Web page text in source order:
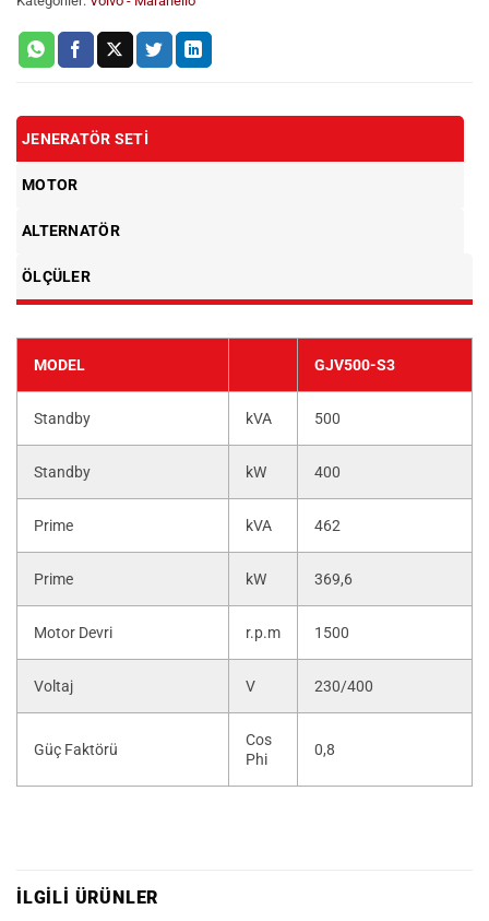
JENERATÖR SETI
MOTOR
ALTERNATÖR
ÖLÇÜLER
MODEL GJV500-S3
Standby kVA 500
Standby kW 400
Prime kVA 462
Prime kW 369,6
Motor Devri r.p.m 1500
Voltaj V 230/400
Güç Faktörü
Cos
Phi
0,8
İLGILI ÜRÜNLER